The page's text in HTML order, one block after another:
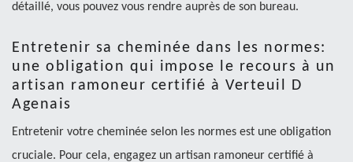
détaillé, vous pouvez vous rendre auprès de son bureau.
Entretenir sa cheminée dans les normes:
une obligation qui impose le recours à un
artisan ramoneur certifié à Verteuil D
Agenais
Entretenir votre cheminée selon les normes est une obligation
cruciale. Pour cela, engagez un artisan ramoneur certifié à